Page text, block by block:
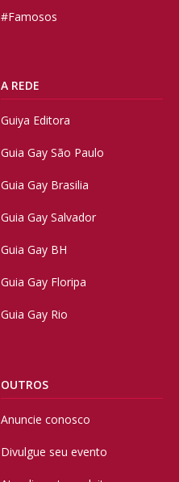
#Famosos
A REDE
Guiya Editora
Guia Gay São Paulo
Guia Gay Brasilia
Guia Gay Salvador
Guia Gay BH
Guia Gay Floripa
Guia Gay Rio
OUTROS
Anuncie conosco
Divulgue seu evento